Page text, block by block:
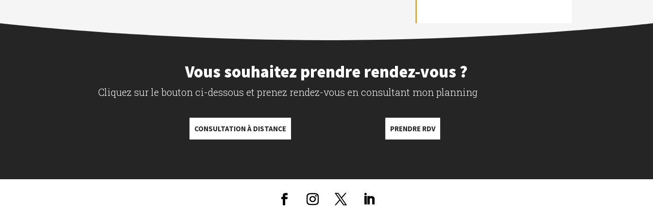
Vous souhaitez prendre rendez-vous ?
Cliquez sur le bouton ci-dessous et prenez rendez-vous en consultant mon planning
CONSULTATION À DISTANCE PRENDRE RDV